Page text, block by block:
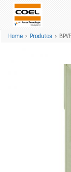
Home > Produtos >